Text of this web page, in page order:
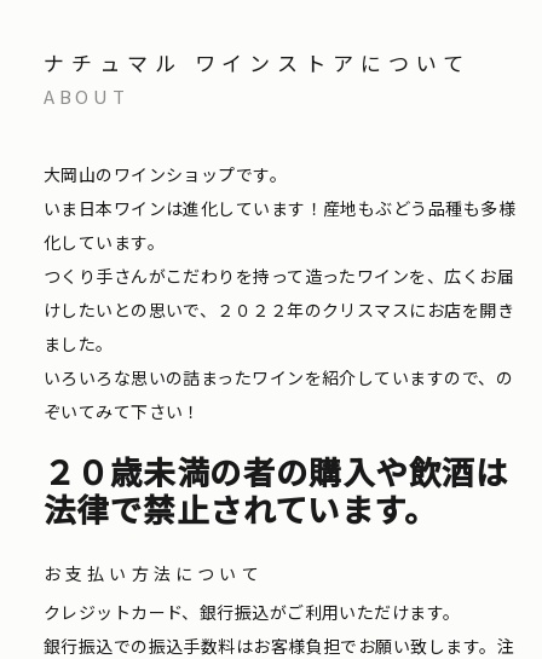
ナチュマル ワインストアについて
ABOUT
大岡山のワインショップです。
いま日本ワインは進化しています！産地もぶどう品種も多様
化しています。
つくり手さんがこだわりを持って造ったワインを、広くお届
けしたいとの思いで、２０２２年のクリスマスにお店を開き
ました。
いろいろな思いの詰まったワインを紹介していますので、の
ぞいてみて下さい！
２０歳未満の者の購入や飲酒は
法律で禁止されています。
お支払い方法について
クレジットカード、銀行振込がご利用いただけます。
銀行振込での振込手数料はお客様負担でお願い致します。注